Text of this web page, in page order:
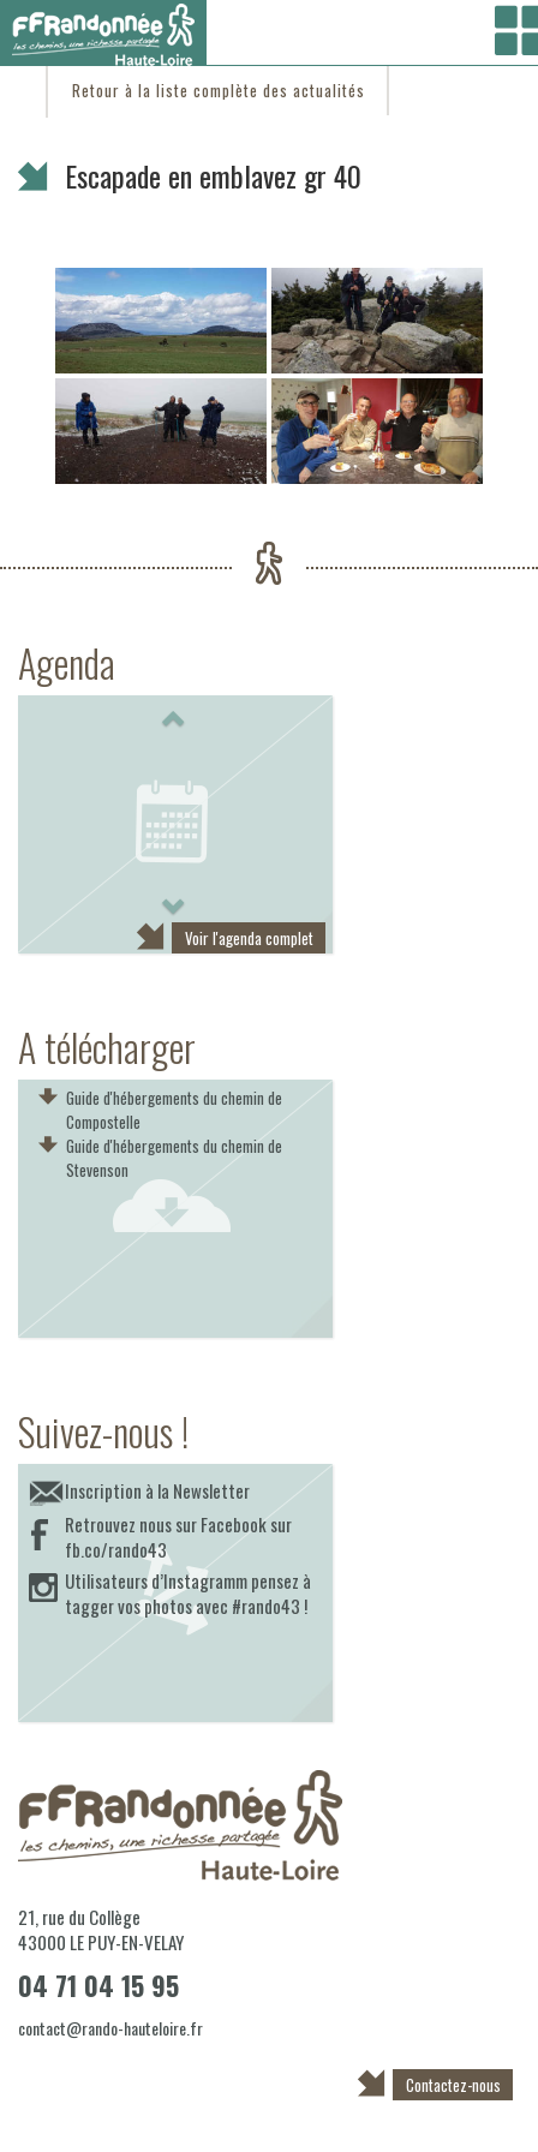
Vous êtes ici :Accueil/C'est d'actu
Retour à la liste complète des actualités
Escapade en emblavez gr 40
Agenda
Voir l'agenda complet
A télécharger
Guide d'hébergements du chemin de
Compostelle
Guide d'hébergements du chemin de
Stevenson
Suivez-nous !
Inscription à la Newsletter
Retrouvez nous sur Facebook sur
fb.co/rando43
Utilisateurs d’Instagramm pensez à
tagger vos photos avec #rando43 !
21, rue du Collège
43000 LE PUY-EN-VELAY
04 71 04 15 95
contact@rando-hauteloire.fr
Contactez-nous